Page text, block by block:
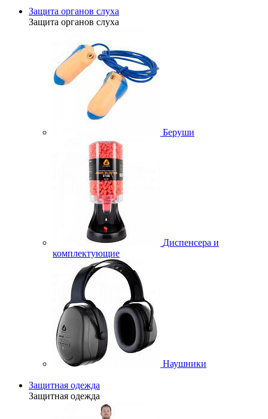
Защита органов слуха
Защита органов слуха
Беруши
Диспенсера и
комплектующие
Наушники
Защитная одежда
Защитная одежда